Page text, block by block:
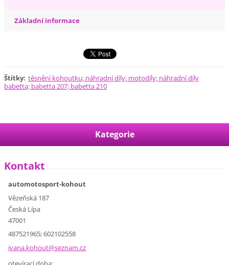
Základní informace
Štítky: těsnění kohoutku; náhradní díly; motodíly; náhradní díly
babetta; babetta 207; babetta 210
Kategorie
Kontakt
automotosport-kohout
Vězeňská 187
Česká Lípa
47001
487521965; 602102558
ivana.kohout@seznam.cz